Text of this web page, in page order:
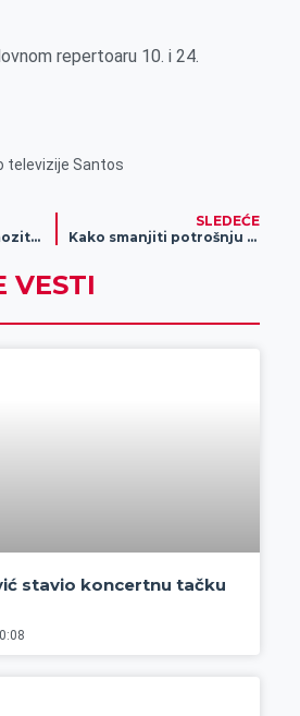
repertoaru 10. i 24.
televizije Santos
Budite humani, pomozite kome je najpotrebnije i zabavite se na Teinom rođendanu
SLEDEĆE
Kako smanjiti potrošnju električne i toplotne energije
VESTI
stavio koncertnu tačku